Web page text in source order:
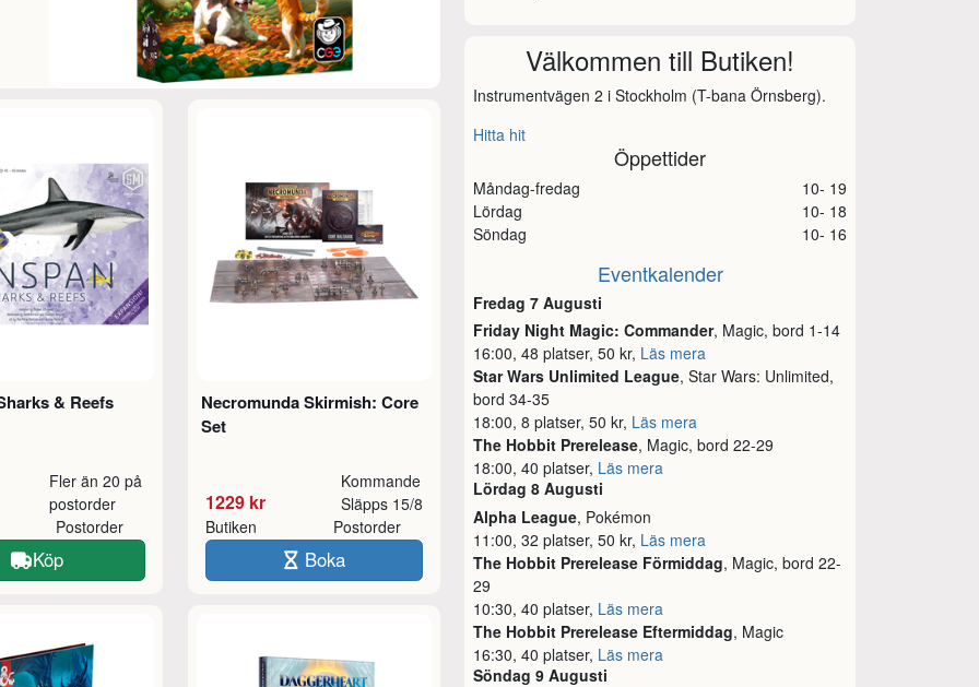
& Reefs
Fler än 20 på
postorder
Postorder
Köp
Necromunda Skirmish: Core
Set
1229 kr
Kommande
Släpps 15/8
Butiken
Postorder
Boka
Välkommen till Butiken!
Instrumentvägen 2 i Stockholm (T-bana Örnsberg).
Hitta hit
Öppettider
Måndag-fredag
10- 19
Lördag
10- 18
Söndag
10- 16
Eventkalender
Fredag 7 Augusti
Friday Night Magic: Commander, Magic, bord 1-14
16:00, 48 platser, 50 kr, Läs mera
Star Wars Unlimited League, Star Wars: Unlimited,
bord 34-35
18:00, 8 platser, 50 kr, Läs mera
The Hobbit Prerelease, Magic, bord 22-29
18:00, 40 platser, Läs mera
Lördag 8 Augusti
Alpha League, Pokémon
11:00, 32 platser, 50 kr, Läs mera
The Hobbit Prerelease Förmiddag, Magic, bord 22-
29
10:30, 40 platser, Läs mera
The Hobbit Prerelease Eftermiddag, Magic
16:30, 40 platser, Läs mera
Söndag 9 Augusti